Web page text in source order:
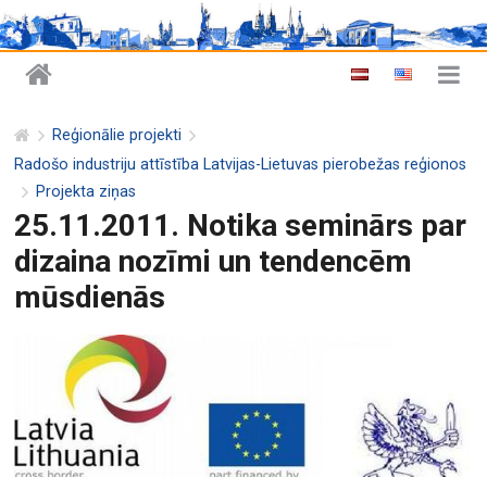
Reģionālie projekti
Radošo industriju attīstība Latvijas-Lietuvas pierobežas reģionos
Projekta ziņas
25.11.2011. Notika seminārs par
dizaina nozīmi un tendencēm
mūsdienās